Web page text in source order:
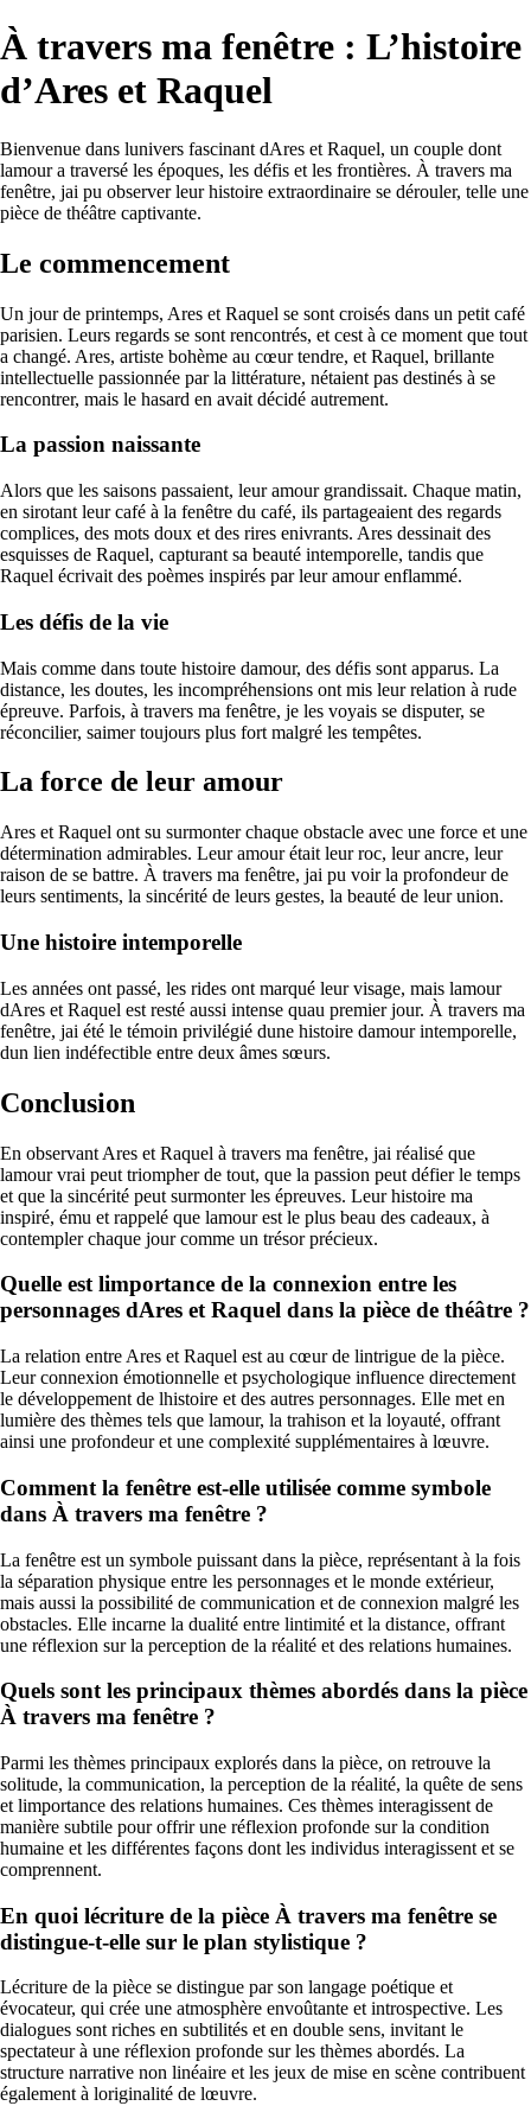
À travers ma fenêtre : L’histoire
d’Ares et Raquel
Bienvenue dans lunivers fascinant dAres et Raquel, un couple dont
lamour a traversé les époques, les défis et les frontières. À travers ma
fenêtre, jai pu observer leur histoire extraordinaire se dérouler, telle une
pièce de théâtre captivante.
Le commencement
Un jour de printemps, Ares et Raquel se sont croisés dans un petit café
parisien. Leurs regards se sont rencontrés, et cest à ce moment que tout
a changé. Ares, artiste bohème au cœur tendre, et Raquel, brillante
intellectuelle passionnée par la littérature, nétaient pas destinés à se
rencontrer, mais le hasard en avait décidé autrement.
La passion naissante
Alors que les saisons passaient, leur amour grandissait. Chaque matin,
en sirotant leur café à la fenêtre du café, ils partageaient des regards
complices, des mots doux et des rires enivrants. Ares dessinait des
esquisses de Raquel, capturant sa beauté intemporelle, tandis que
Raquel écrivait des poèmes inspirés par leur amour enflammé.
Les défis de la vie
Mais comme dans toute histoire damour, des défis sont apparus. La
distance, les doutes, les incompréhensions ont mis leur relation à rude
épreuve. Parfois, à travers ma fenêtre, je les voyais se disputer, se
réconcilier, saimer toujours plus fort malgré les tempêtes.
La force de leur amour
Ares et Raquel ont su surmonter chaque obstacle avec une force et une
détermination admirables. Leur amour était leur roc, leur ancre, leur
raison de se battre. À travers ma fenêtre, jai pu voir la profondeur de
leurs sentiments, la sincérité de leurs gestes, la beauté de leur union.
Une histoire intemporelle
Les années ont passé, les rides ont marqué leur visage, mais lamour
dAres et Raquel est resté aussi intense quau premier jour. À travers ma
fenêtre, jai été le témoin privilégié dune histoire damour intemporelle,
dun lien indéfectible entre deux âmes sœurs.
Conclusion
En observant Ares et Raquel à travers ma fenêtre, jai réalisé que
lamour vrai peut triompher de tout, que la passion peut défier le temps
et que la sincérité peut surmonter les épreuves. Leur histoire ma
inspiré, ému et rappelé que lamour est le plus beau des cadeaux, à
contempler chaque jour comme un trésor précieux.
Quelle est limportance de la connexion entre les
personnages dAres et Raquel dans la pièce de théâtre ?
La relation entre Ares et Raquel est au cœur de lintrigue de la pièce.
Leur connexion émotionnelle et psychologique influence directement
le développement de lhistoire et des autres personnages. Elle met en
lumière des thèmes tels que lamour, la trahison et la loyauté, offrant
ainsi une profondeur et une complexité supplémentaires à lœuvre.
Comment la fenêtre est-elle utilisée comme symbole
dans À travers ma fenêtre ?
La fenêtre est un symbole puissant dans la pièce, représentant à la fois
la séparation physique entre les personnages et le monde extérieur,
mais aussi la possibilité de communication et de connexion malgré les
obstacles. Elle incarne la dualité entre lintimité et la distance, offrant
une réflexion sur la perception de la réalité et des relations humaines.
Quels sont les principaux thèmes abordés dans la pièce
À travers ma fenêtre ?
Parmi les thèmes principaux explorés dans la pièce, on retrouve la
solitude, la communication, la perception de la réalité, la quête de sens
et limportance des relations humaines. Ces thèmes interagissent de
manière subtile pour offrir une réflexion profonde sur la condition
humaine et les différentes façons dont les individus interagissent et se
comprennent.
En quoi lécriture de la pièce À travers ma fenêtre se
distingue-t-elle sur le plan stylistique ?
Lécriture de la pièce se distingue par son langage poétique et
évocateur, qui crée une atmosphère envoûtante et introspective. Les
dialogues sont riches en subtilités et en double sens, invitant le
spectateur à une réflexion profonde sur les thèmes abordés. La
structure narrative non linéaire et les jeux de mise en scène contribuent
également à loriginalité de lœuvre.